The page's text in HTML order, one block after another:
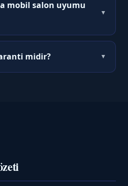
garanti verilmez.
mobil salon uyumu
▼
hattı kontrolü
artırabilir.
midir? ▼